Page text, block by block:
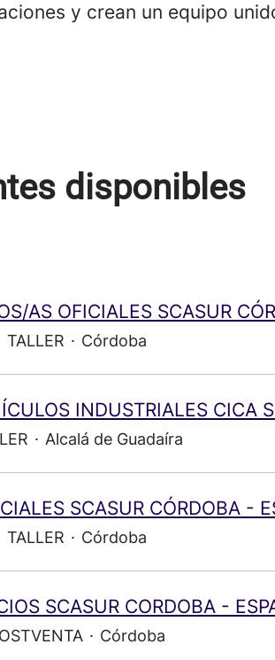
y crean un equipo
disponibles
AS OFICIALES SCASUR
TALLER · Córdoba
INDUSTRIALES CICA
· Alcalá de Guadaíra
SCASUR CÓRDOBA -
TALLER · Córdoba
SCASUR CORDOBA -
· Córdoba